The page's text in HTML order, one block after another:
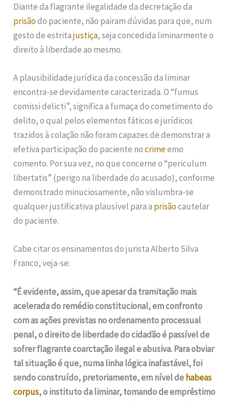
Diante da flagrante ilegalidade da decretação da
prisãodo paciente, não pairam dúvidas para que, num
gesto de estritajustiça, seja concedida liminarmente o
direito à liberdade ao mesmo.
A plausibilidade jurídica da concessão da liminar
encontra-se devidamente caracterizada. O “fumus
comissi delicti”, significa a fumaça do cometimento do
delito, o qual pelos elementos fáticos e jurídicos
trazidos à colação não foram capazes de demonstrar a
efetiva participação do paciente nocrimeemo
comento. Por sua vez, no que concerne o “periculum
libertatis” (perigo na liberdade do acusado), conforme
demonstrado minuciosamente, não vislumbra-se
qualquer justificativa plausível para a prisãocautelar
do paciente.
Cabe citar os ensinamentos do jurista Alberto Silva
Franco, veja-se:
“É evidente, assim, que apesar da tramitação mais
acelerada do remédio constitucional, em confronto
com as ações previstas no ordenamento processual
penal, o direito de liberdade do cidadão é passível de
sofrer flagrante coarctação ilegal e abusiva. Para obviar
tal situação é que, numa linha lógica inafastável, foi
sendo construído, pretoriamente, em nível dehabeas
corpus, o instituto da liminar, tomando de empréstimo